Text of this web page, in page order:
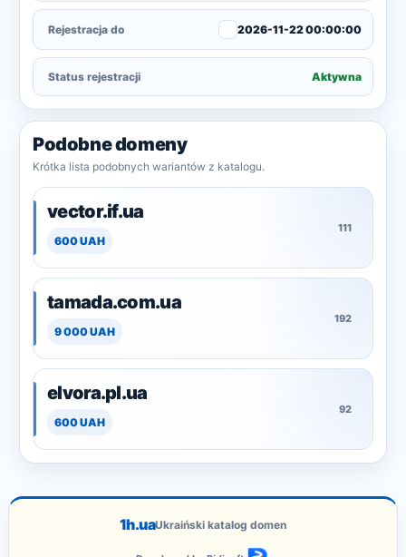
Rejestracja do 2026-11-22 00:00:00
Status rejestracji Aktywna
Podobne domeny
Krótka lista podobnych wariantów z katalogu.
vector.if.ua
600 UAH
111
tamada.com.ua
9 000 UAH
192
elvora.pl.ua
600 UAH
92
1h.uaUkraiński katalog domen